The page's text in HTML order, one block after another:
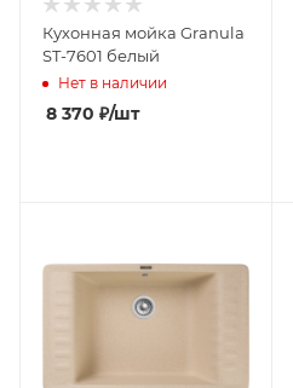
Кухонная мойка Granula
ST-7601 белый
Нет в наличии
8 370 ₽/шт